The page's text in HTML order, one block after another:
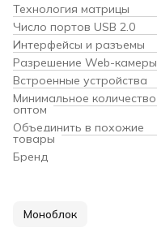
Технология матрицы
Число портов USB 2.0
Интерфейсы и разъемы
Разрешение Web-камеры
Встроенные устройства
Минимальное количество
оптом
Объединить в похожие
товары
Бренд
Моноблок